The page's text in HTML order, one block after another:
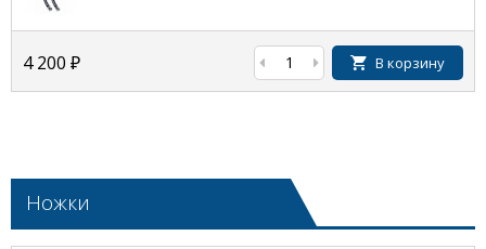
4 200 ₽ В корзину
Ножки